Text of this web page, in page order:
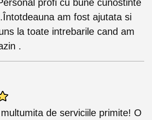
profi cu bune cunostinte
am fost ajutata si
la toate intrebarile cand am
.
de serviciile primite! O